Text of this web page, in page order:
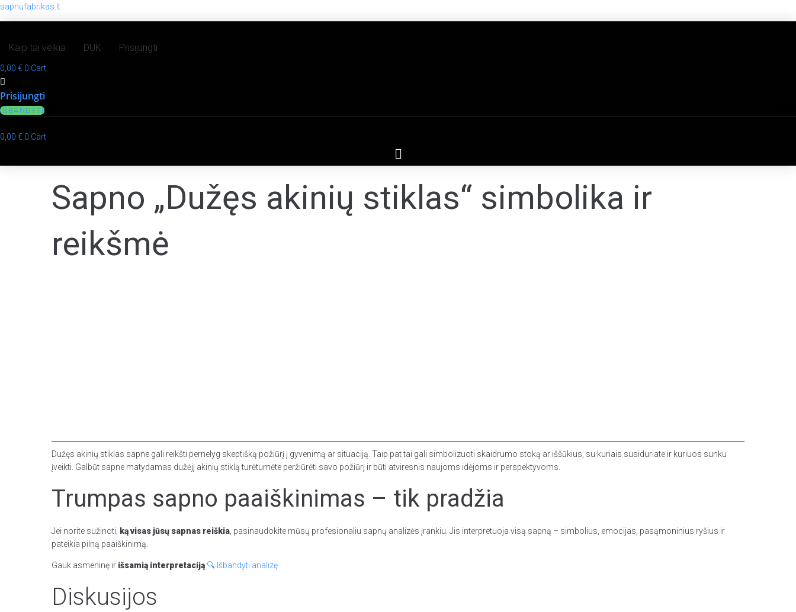
sapnufabrikas.lt
Kaip tai veikia DUK Prisijungti
0,00 € 0 Cart
Prisijungti
IŠBANDYTI
0,00 € 0 Cart
Sapno „Dužęs akinių stiklas“ simbolika ir
reikšmė
Dužęs akinių stiklas sapne gali reikšti pernelyg skeptišką požiūrį į gyvenimą ar situaciją. Taip pat tai gali simbolizuoti skaidrumo stoką ar iššūkius, su kuriais susiduriate ir kuriuos sunku
įveikti. Galbūt sapne matydamas dužėjį akinių stiklą turėtumėte peržiūrėti savo požiūrį ir būti atviresnis naujoms idėjoms ir perspektyvoms.
Trumpas sapno paaiškinimas – tik pradžia
Jei norite sužinoti, ką visas jūsų sapnas reiškia, pasinaudokite mūsų profesionaliu sapnų analizės įrankiu. Jis interpretuoja visą sapną – simbolius, emocijas, pasąmoninius ryšius ir
pateikia pilną paaiškinimą.
Gauk asmeninę ir išsamią interpretaciją 🔍 Išbandyti analizę
Diskusijos